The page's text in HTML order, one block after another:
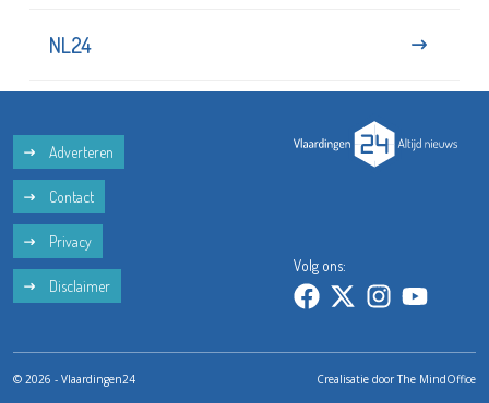
NL24
Adverteren
Contact
Privacy
Disclaimer
Volg ons:
© 2026 - Vlaardingen24 Crealisatie doorThe MindOffice